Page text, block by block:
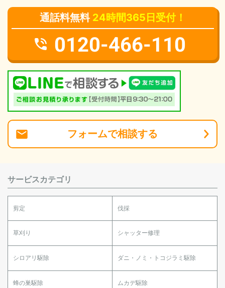
通話料無料 24時間365日受付！
0120-466-110
フォームで相談する
サービスカテゴリ
剪定 伐採
草刈り シャッター修理
シロアリ駆除 ダニ・ノミ・トコジラミ駆除
蜂の巣駆除 ムカデ駆除